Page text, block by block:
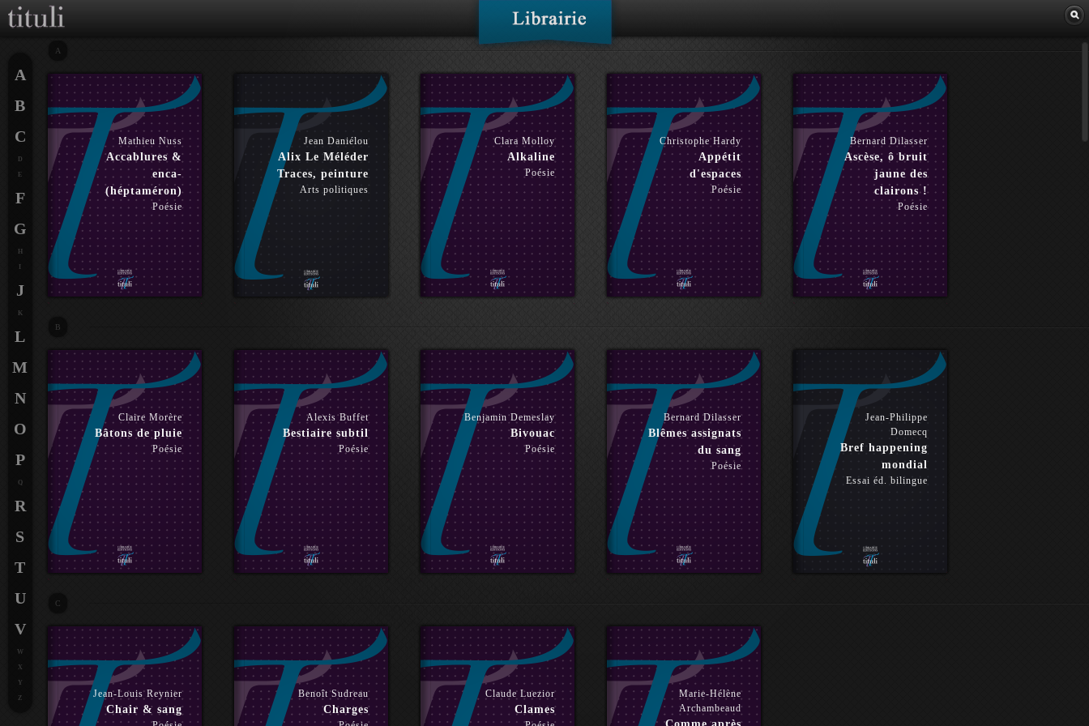
A
Mathieu Nuss
Accablures &
enca-
(héptaméron)
Poésie
Jean Daniélou
Alix Le Méléder
Traces, peinture
Arts politiques
Clara Molloy
Alkaline
Poésie
Christophe Hardy
Appétit
d'espaces
Poésie
Bernard Dilasser
Ascèse, ô bruit
jaune des
clairons !
Poésie
B
Claire Morère
Bâtons de pluie
Poésie
Alexis Buffet
Bestiaire subtil
Poésie
Benjamin Demeslay
Bivouac
Poésie
Bernard Dilasser
Blêmes assignats
du sang
Poésie
Jean-Philippe
Domecq
Bref happening
mondial
Essai éd. bilingue
C
Jean-Louis Reynier
Chair & sang
Benoît Sudreau
Charges
Claude Luezior
Clames
Marie-Hélène
Archambeaud
A
B
C
D
E
F
G
J
K
L
M
N
O
P
Q
R
S
T
U
V
W
X
Y
Z